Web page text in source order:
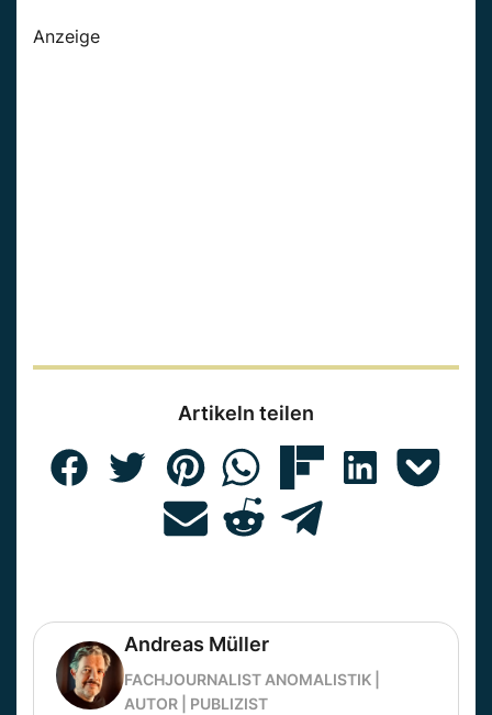
Anzeige
Artikeln teilen
Andreas Müller
FACHJOURNALIST ANOMALISTIK |
AUTOR | PUBLIZIST